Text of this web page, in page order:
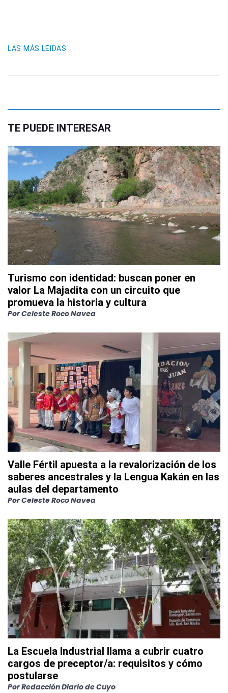
LAS MÁS LEIDAS
TE PUEDE INTERESAR
Turismo con identidad: buscan poner en
valor La Majadita con un circuito que
promueva la historia y cultura
PorCeleste Roco Navea
Valle Fértil apuesta a la revalorización de los
saberes ancestrales y la Lengua Kakán en las
aulas del departamento
PorCeleste Roco Navea
La Escuela Industrial llama a cubrir cuatro
cargos de preceptor/a: requisitos y cómo
postularse
PorRedacción Diario de Cuyo